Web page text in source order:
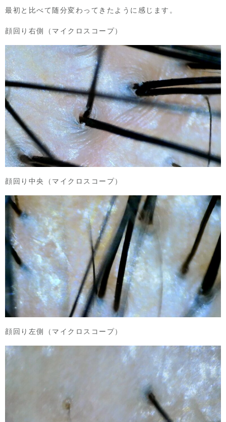
最初と比べて随分変わってきたように感じます。
顔回り右側（マイクロスコープ）
顔回り中央（マイクロスコープ）
顔回り左側（マイクロスコープ）